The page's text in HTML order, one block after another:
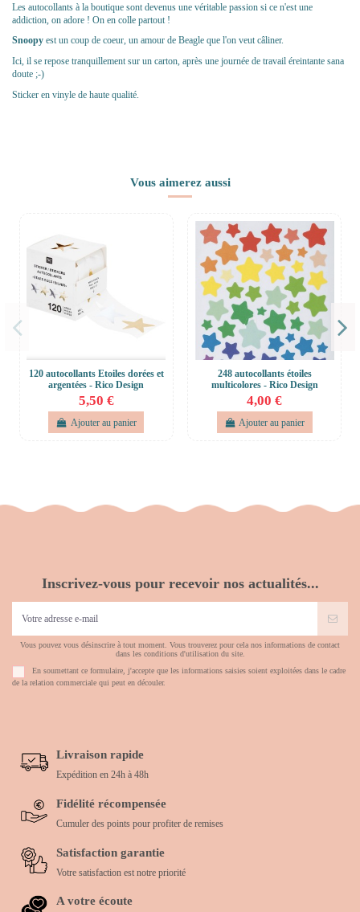
Les autocollants à la boutique sont devenus une véritable passion si ce n'est une
addiction, on adore ! On en colle partout !
Snoopy est un coup de coeur, un amour de Beagle que l'on veut câliner.
Ici, il se repose tranquillement sur un carton, après une journée de travail éreintante sana
doute ;-)
Sticker en vinyle de haute qualité.
Vous aimerez aussi
120 autocollants Etoiles dorées et
argentées - Rico Design
5,50 €
Ajouter au panier
248 autocollants étoiles
multicolores - Rico Design
4,00 €
Ajouter au panier
Inscrivez-vous pour recevoir nos actualités...
Vous pouvez vous désinscrire à tout moment. Vous trouverez pour cela nos informations de contact
dans les conditions d'utilisation du site.
En soumettant ce formulaire, j'accepte que les informations saisies soient exploitées dans le cadre
de la relation commerciale qui peut en découler.
Livraison rapide
Expédition en 24h à 48h
Fidélité récompensée
Cumuler des points pour profiter de remises
Satisfaction garantie
Votre satisfaction est notre priorité
A votre écoute